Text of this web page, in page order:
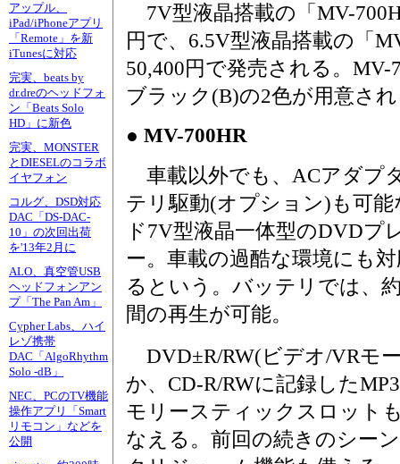
アップル、
iPad/iPhoneアプリ
「Remote」を新
iTunesに対応
完実、beats by
dr.dreのヘッドフォ
ン「Beats Solo
HD」に新色
完実、MONSTER
とDIESELのコラボ
イヤフォン
コルグ、DSD対応
DAC「DS-DAC-
10」の次回出荷
を'13年2月に
ALO、真空管USB
ヘッドフォンアン
プ「The Pan Am」
Cypher Labs、ハイ
レゾ携帯
DAC「AlgoRhythm
Solo -dB」
NEC、PCのTV機能
操作アプリ「Smart
リモコン」などを
公開
7V型液晶搭載の「MV-
円で、6.5V型液晶搭載の「
50,400円で発売される。
ブラック(B)の2色が用意さ
● MV-700HR
車載以外でも、ACアダプ
テリ駆動(オプション)も可能
ド7V型液晶一体型のDVDプ
ー。車載の過酷な環境にも
るという。バッテリでは、
間の再生が可能。
DVD±R/RW(ビデオ/VRモ
か、CD-R/RWに記録した
モリースティックスロット
なえる。前回の続きのシー